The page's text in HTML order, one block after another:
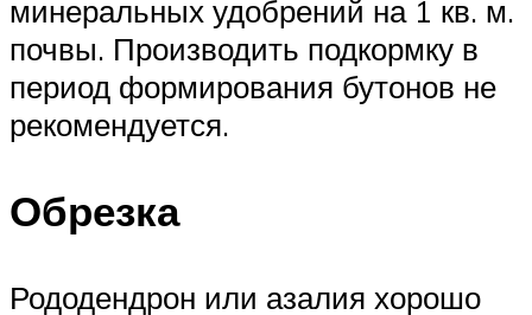
минеральных удобрений на 1 кв. м.
почвы. Производить подкормку в
период формирования бутонов не
рекомендуется.
Обрезка
Рододендрон или азалия хорошо